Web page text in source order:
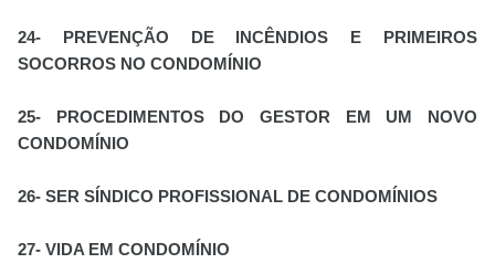
24- PREVENÇÃO DE INCÊNDIOS E PRIMEIROS
SOCORROS NO CONDOMÍNIO
25- PROCEDIMENTOS DO GESTOR EM UM NOVO
CONDOMÍNIO
26- SER SÍNDICO PROFISSIONAL DE CONDOMÍNIOS
27- VIDA EM CONDOMÍNIO